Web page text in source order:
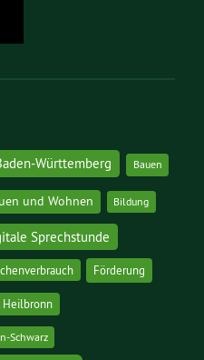
Württemberg Bauen
und Wohnen Bildung
Sprechstunde
Förderung
Heilbronn
Schwarz